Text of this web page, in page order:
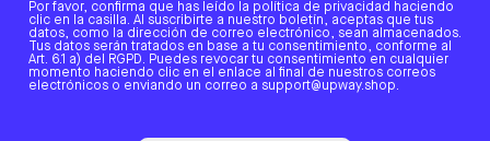
Por favor, confirma que has leído la política de privacidad haciendo
clic en la casilla. Al suscribirte a nuestro boletín, aceptas que tus
datos, como la dirección de correo electrónico, sean almacenados.
Tus datos serán tratados en base a tu consentimiento, conforme al
Art. 6.1 a) del RGPD. Puedes revocar tu consentimiento en cualquier
momento haciendo clic en el enlace al final de nuestros correos
electrónicos o enviando un correo a support@upway.shop.